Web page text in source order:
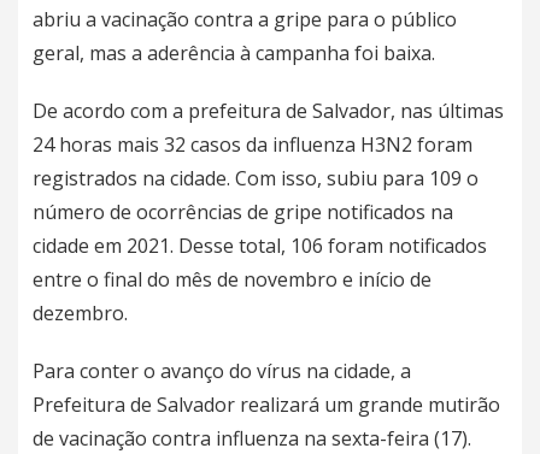
abriu a vacinação contra a gripe para o público
geral, mas a aderência à campanha foi baixa.
De acordo com a prefeitura de Salvador, nas últimas
24 horas mais 32 casos da influenza H3N2 foram
registrados na cidade. Com isso, subiu para 109 o
número de ocorrências de gripe notificados na
cidade em 2021. Desse total, 106 foram notificados
entre o final do mês de novembro e início de
dezembro.
Para conter o avanço do vírus na cidade, a
Prefeitura de Salvador realizará um grande mutirão
de vacinação contra influenza na sexta-feira (17).